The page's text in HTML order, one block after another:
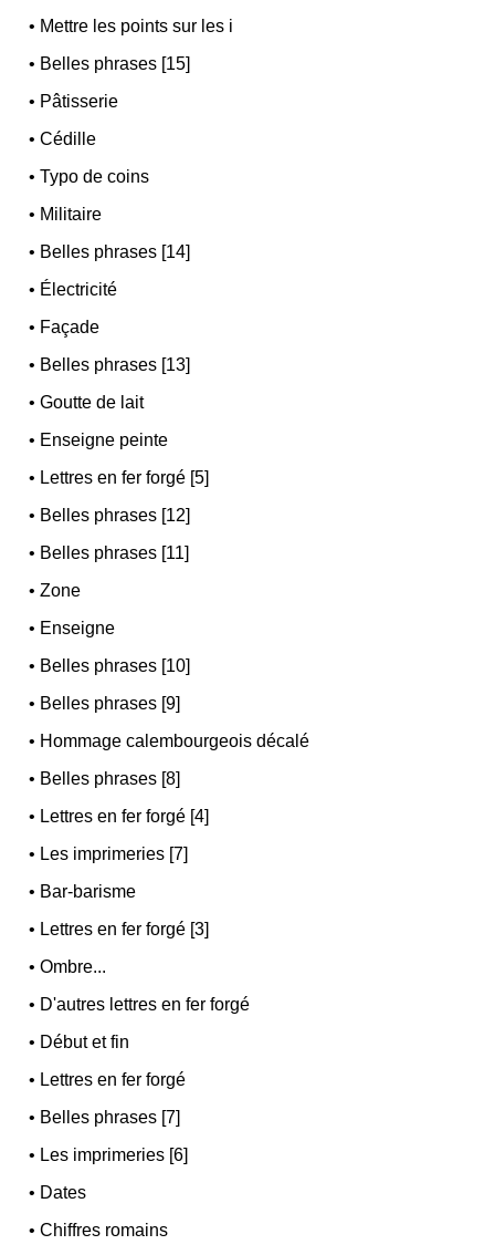
• Mettre les points sur les i
• Belles phrases [15]
• Pâtisserie
•Cédille
•Typo de coins
• Militaire
• Belles phrases [14]
• Électricité
• Façade
• Belles phrases [13]
•Goutte de lait
• Enseigne peinte
• Lettres en fer forgé [5]
• Belles phrases [12]
• Belles phrases [11]
•Zone
• Enseigne
• Belles phrases [10]
• Belles phrases [9]
• Hommage calembourgeois décalé
• Belles phrases [8]
• Lettres en fer forgé [4]
• Les imprimeries [7]
• Bar-barisme
• Lettres en fer forgé [3]
•Ombre...
• D'autres lettres en fer forgé
• Début et fin
• Lettres en fer forgé
• Belles phrases [7]
• Les imprimeries [6]
• Dates
•Chiffres romains